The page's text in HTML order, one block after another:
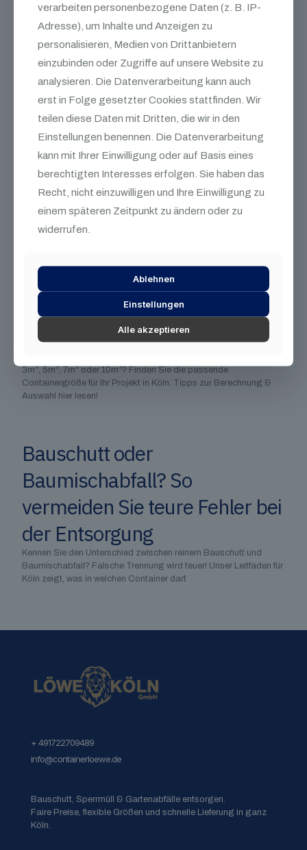
Abbruch, Rückbau und Containerdienst in
Köln. Ob Ihr Anliegen privater oder
gewerblicher Natur ist: Wir arbeiten
preiswert, zuverlässig und schnell. Wir
bieten sowohl Vollabbruch (bis zum
Fundament) als auch Teilabbruch an. Nach
dem Abbruch werden alle Materialien
sortiert und vorschriftsmäßig entsorgt.
neu
Containergrößen im Vergleich: Welchen
3m³, 5m³, 7m³ oder 10m³? Finden Sie die passende
Containergröße für Ihr Projekt in Köln. Tipps zur Berechnung &
Auswahl hier lesen!
Bauschutt oder
Baumischabfall? So
vermeiden Sie teure Fehler bei
der Entsorgung
Kennen Sie den Unterschied zwischen reinem Bauschutt und
Baumischabfall? Falsche Trennung wird teuer! Unser Leitfaden für
Köln zeigt, was in welchen Container darf.
+ 491722709489
info@containerloewe.de
Bauschutt, Sperrmüll & Gartenabfälle entsorgen.
Faire Preise, flexible Größen und schnelle Lieferung in ganz
Köln.
verarbeiten personenbezogene Daten (z. B. IP-
Adresse), um Inhalte und Anzeigen zu
personalisieren, Medien von Drittanbietern
einzubinden oder Zugriffe auf unsere Website zu
analysieren. Die Datenverarbeitung kann auch
erst in Folge gesetzter Cookies stattfinden. Wir
teilen diese Daten mit Dritten, die wir in den
Einstellungen benennen. Die Datenverarbeitung
kann mit Ihrer Einwilligung oder auf Basis eines
berechtigten Interesses erfolgen. Sie haben das
Recht, nicht einzuwilligen und Ihre Einwilligung zu
einem späteren Zeitpunkt zu ändern oder zu
widerrufen.
Ablehnen
Einstellungen
Alle akzeptieren